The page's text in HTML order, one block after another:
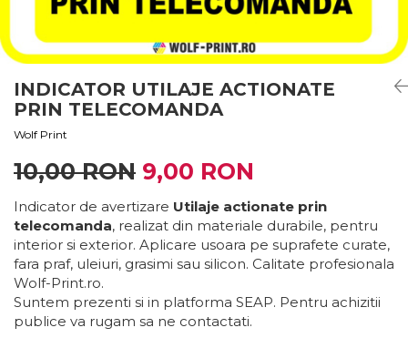
Stickere Decorative Model
Stickere Decorative Textura Beton
Tablouri Canvas Arhitectura
Papetarie si organizare nunta
Plicuri Bani Nunta
Meniuri Nunta
Invitatii Premium pentru Nunta
Plicuri Bani Botez
Suport/Coaster din Lemn
Indicatoare de Securitate
INDICATOR UTILAJE ACTIONATE
PRIN TELECOMANDA
Wolf Print
10,00 RON 9,00 RON
Indicator de avertizare Utilaje actionate prin
telecomanda, realizat din materiale durabile, pentru
interior si exterior. Aplicare usoara pe suprafete curate,
fara praf, uleiuri, grasimi sau silicon. Calitate profesionala
Wolf-Print.ro.
Suntem prezenti si in platforma SEAP. Pentru achizitii
publice va rugam sa ne contactati.